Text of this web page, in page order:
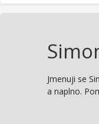
Jmenuji se
a naplno.